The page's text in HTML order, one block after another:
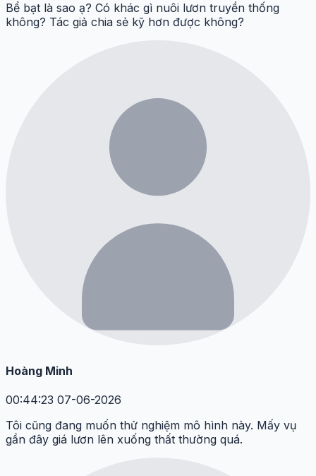
Bể bạt là sao ạ? Có khác gì nuôi lươn truyền thống
không? Tác giả chia sẻ kỹ hơn được không?
Hoàng Minh
00:44:23 07-06-2026
Tôi cũng đang muốn thử nghiệm mô hình này. Mấy vụ
gần đây giá lươn lên xuống thất thường quá.